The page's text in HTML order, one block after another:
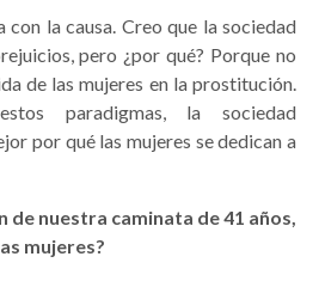
con la causa. Creo que la sociedad
pero ¿por qué? Porque no
de las mujeres en la prostitución.
paradigmas, la sociedad
por qué las mujeres se dedican a
de nuestra caminata de 41 años,
mujeres?